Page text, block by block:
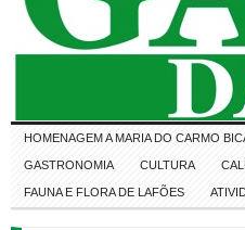
HOMENAGEM A MARIA DO CARMO
GASTRONOMIA CULTURA
FAUNA E FLORA DE LAFÕES